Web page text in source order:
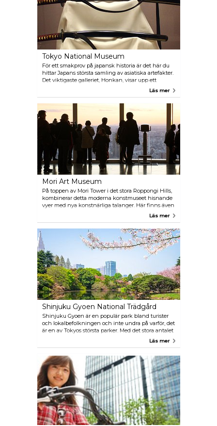
Tokyo National Museum
För ett smakprov på japansk historia är det här du
hittar Japans största samling av asiatiska artefakter.
Det viktigaste galleriet, Honkan, visar upp ett
nyckelfigurer inkluderar 600-tals sittande Buddhor i
brons i Horyu-ji Homotusukan.
Läs mer
Mori Art Museum
På toppen av Mori Tower i det stora Roppongi Hills,
kombinerar detta moderna konstmuseet hisnande
vyer med nya konstnärliga talanger. Här finns även
Läs mer
Shinjuku Gyoen National Trädgård
Shinjuku Gyoen är en populär park bland turister
och lokalbefolkningen och inte undra på varför, det
är en av Tokyos största parker. Med det stora antalet
vackra körsbärsträd och det fantastiska växthuset
för avkoppling.
Läs mer